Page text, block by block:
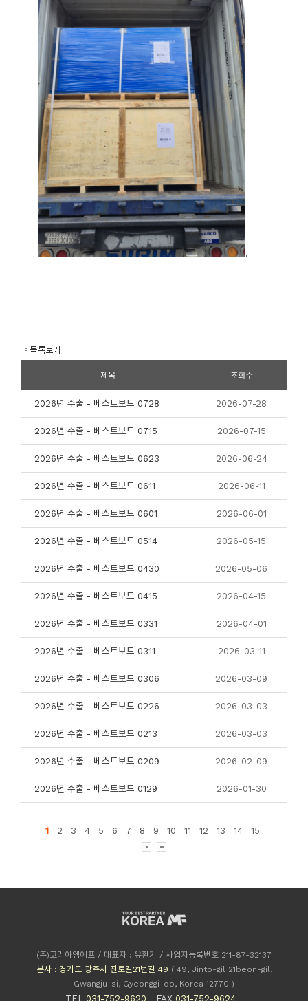
.
제목 조회수
2026년 수출 - 베스트보드 0728 2026-07-28
2026년 수출 - 베스트보드 0715 2026-07-15
2026년 수출 - 베스트보드 0623 2026-06-24
2026년 수출 - 베스트보드 0611 2026-06-11
2026년 수출 - 베스트보드 0601 2026-06-01
2026년 수출 - 베스트보드 0514 2026-05-15
2026년 수출 - 베스트보드 0430 2026-05-06
2026년 수출 - 베스트보드 0415 2026-04-15
2026년 수출 - 베스트보드 0331 2026-04-01
2026년 수출 - 베스트보드 0311 2026-03-11
2026년 수출 - 베스트보드 0306 2026-03-09
2026년 수출 - 베스트보드 0226 2026-03-03
2026년 수출 - 베스트보드 0213 2026-03-03
2026년 수출 - 베스트보드 0209 2026-02-09
2026년 수출 - 베스트보드 0129 2026-01-30
1 2 3 4 5 6 7 8 9 10 11 12 13 14 15
(주)코리아엠에프 / 대표자 : 유환기 / 사업자등록번호 211-87-32137
본사 : 경기도 광주시 진토길21번길 49 ( 49, Jinto-gil 21beon-gil,
Gwangju-si, Gyeonggi-do, Korea 12770 )
TEL 031-752-9620 FAX 031-752-9624